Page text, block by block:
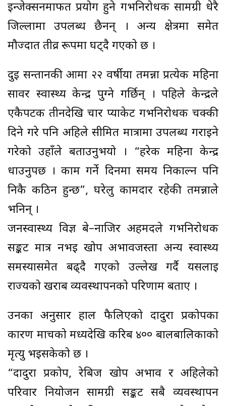
इन्जेक्सनमार्फत प्रयोग हुने गर्भनिरोधक सामग्री धेरै
जिल्लामा उपलब्ध छैनन् । अन्य क्षेत्रमा समेत
मौज्दात तीव्र रूपमा घट्दै गएको छ ।
दुई सन्तानकी आमा २२ वर्षीया तमन्ना प्रत्येक महिना
सावर स्वास्थ्य केन्द्र पुग्ने गर्छिन् । पहिले केन्द्रले
एकैपटक तीनदेखि चार प्याकेट गर्भनिरोधक चक्की
दिने गरे पनि अहिले सीमित मात्रामा उपलब्ध गराइने
गरेको उहाँले बताउनुभयो । “हरेक महिना केन्द्र
धाउनुपर्छ । काम गर्ने दिनमा समय निकाल्न पनि
निकै कठिन हुन्छ”, घरेलु कामदार रहेकी तमन्नाले
भनिन् ।
जनस्वास्थ्य विज्ञ बे–नाजिर अहमदले गर्भनिरोधक
सङ्कट मात्र नभई खोप अभावजस्ता अन्य स्वास्थ्य
समस्यासमेत बढ्दै गएको उल्लेख गर्दै यसलाई
राज्यको खराब व्यवस्थापनको परिणाम बताए ।
उनका अनुसार हाल फैलिएको दादुरा प्रकोपका
कारण मार्चको मध्यदेखि करिब ४०० बालबालिकाको
मृत्यु भइसकेको छ ।
“दादुरा प्रकोप, रेबिज खोप अभाव र अहिलेको
परिवार नियोजन सामग्री सङ्कट सबै व्यवस्थापन